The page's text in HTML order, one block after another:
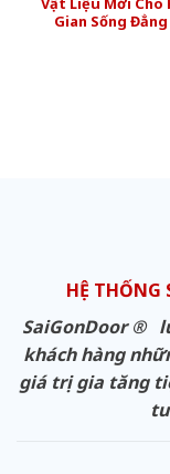
Gian Sống Đẳng
HỆ THỐNG
SaiGonDoor ®
khách hàng
giá trị gia tăng